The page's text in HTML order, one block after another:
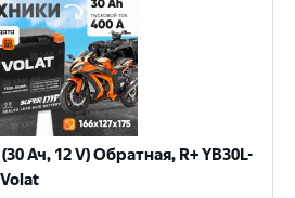
Ач, 12 V) Обратная, R+ YB30L-